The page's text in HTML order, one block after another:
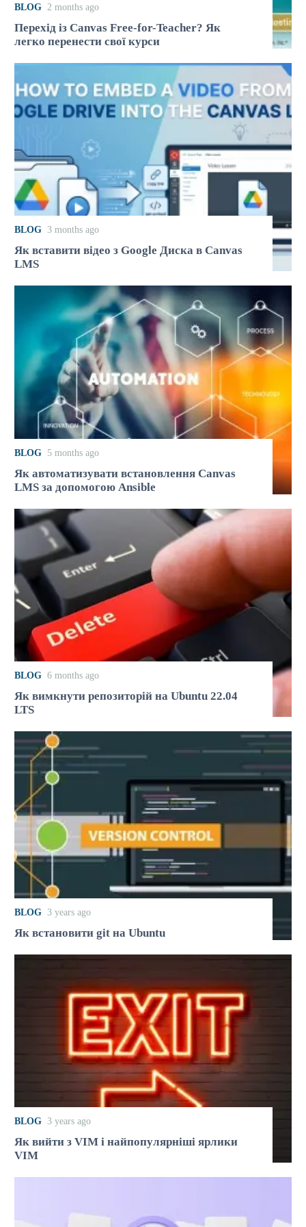
BLOG 2 months ago
Перехід із Canvas Free-for-Teacher? Як
легко перенести свої курси
BLOG 3 months ago
Як вставити відео з Google Диска в Canvas
LMS
BLOG 5 months ago
Як автоматизувати встановлення Canvas
LMS за допомогою Ansible
BLOG 6 months ago
Як вимкнути репозиторій на Ubuntu 22.04
LTS
BLOG 3 years ago
Як встановити git на Ubuntu
BLOG 3 years ago
Як вийти з VIM і найпопулярніші ярлики
VIM